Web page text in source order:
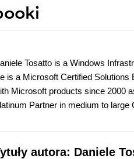
Tosatto is a Windows
is a Microsoft Certified
Microsoft products since 2000
Partner in medium to large
autora: Daniele